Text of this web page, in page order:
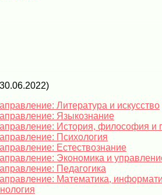
Литература и искусство
Языкознание
История, философия и
Психология
Естествознание
Экономика и
Педагогика
Математика,